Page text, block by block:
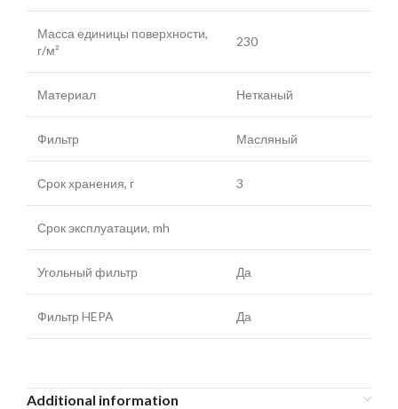
Масса единицы поверхности,
г/м²
230
Материал Нетканый
Фильтр Масляный
Срок хранения, г 3
Срок эксплуатации, mh
Угольный фильтр Да
Фильтр HEPA Да
Additional information